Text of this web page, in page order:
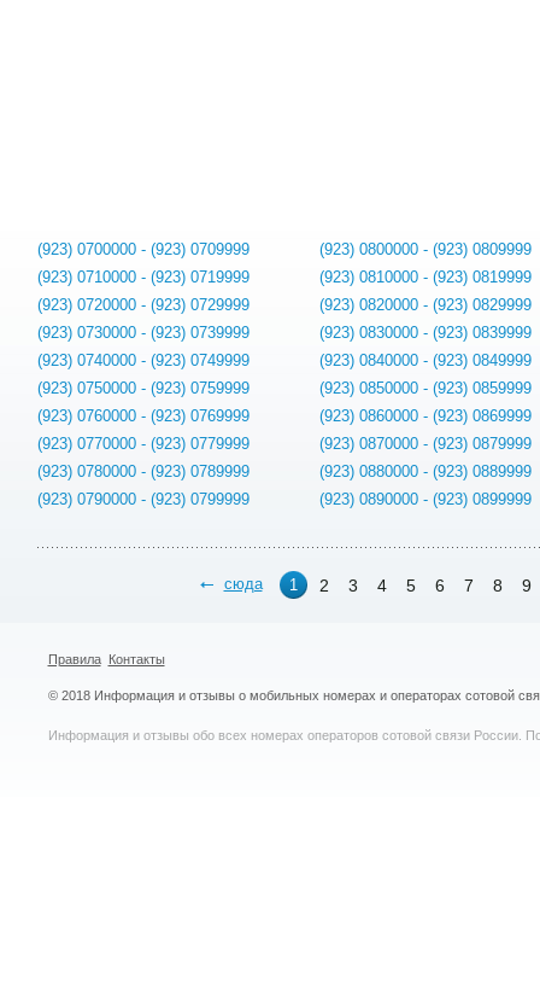
(923) 0700000 - (923) 0709999
(923) 0710000 - (923) 0719999
(923) 0720000 - (923) 0729999
(923) 0730000 - (923) 0739999
(923) 0740000 - (923) 0749999
(923) 0750000 - (923) 0759999
(923) 0760000 - (923) 0769999
(923) 0770000 - (923) 0779999
(923) 0780000 - (923) 0789999
(923) 0790000 - (923) 0799999
(923) 0800000 - (923) 0809999
(923) 0810000 - (923) 0819999
(923) 0820000 - (923) 0829999
(923) 0830000 - (923) 0839999
(923) 0840000 - (923) 0849999
(923) 0850000 - (923) 0859999
(923) 0860000 - (923) 0869999
(923) 0870000 - (923) 0879999
(923) 0880000 - (923) 0889999
(923) 0890000 - (923) 0899999
сюда 1 2 3 4 5 6 7 8 9
Правила Контакты
© 2018 Информация и отзывы о мобильных номерах и операторах сотовой
Информация и отзывы обо всех номерах операторов сотовой связи России.